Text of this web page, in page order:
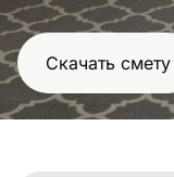
Скачать смету